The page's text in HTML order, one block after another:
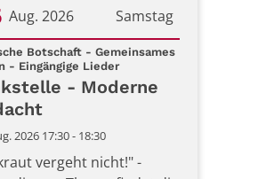
Samstag
Aug. 2026
15. August 2026
Botschaft - Gemeinsames
- Eingängige Lieder:
- Moderne
2026 17:30 - 18:30
vergeht nicht!" -